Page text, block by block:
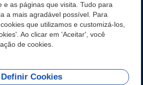
e as páginas que visita. Tudo para
a mais agradável possível. Para
que utilizamos e customizá-los,
Ao clicar em 'Aceitar', você
de cookies.
Definir Cookies